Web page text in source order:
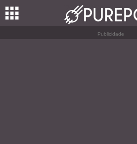
Publicidade